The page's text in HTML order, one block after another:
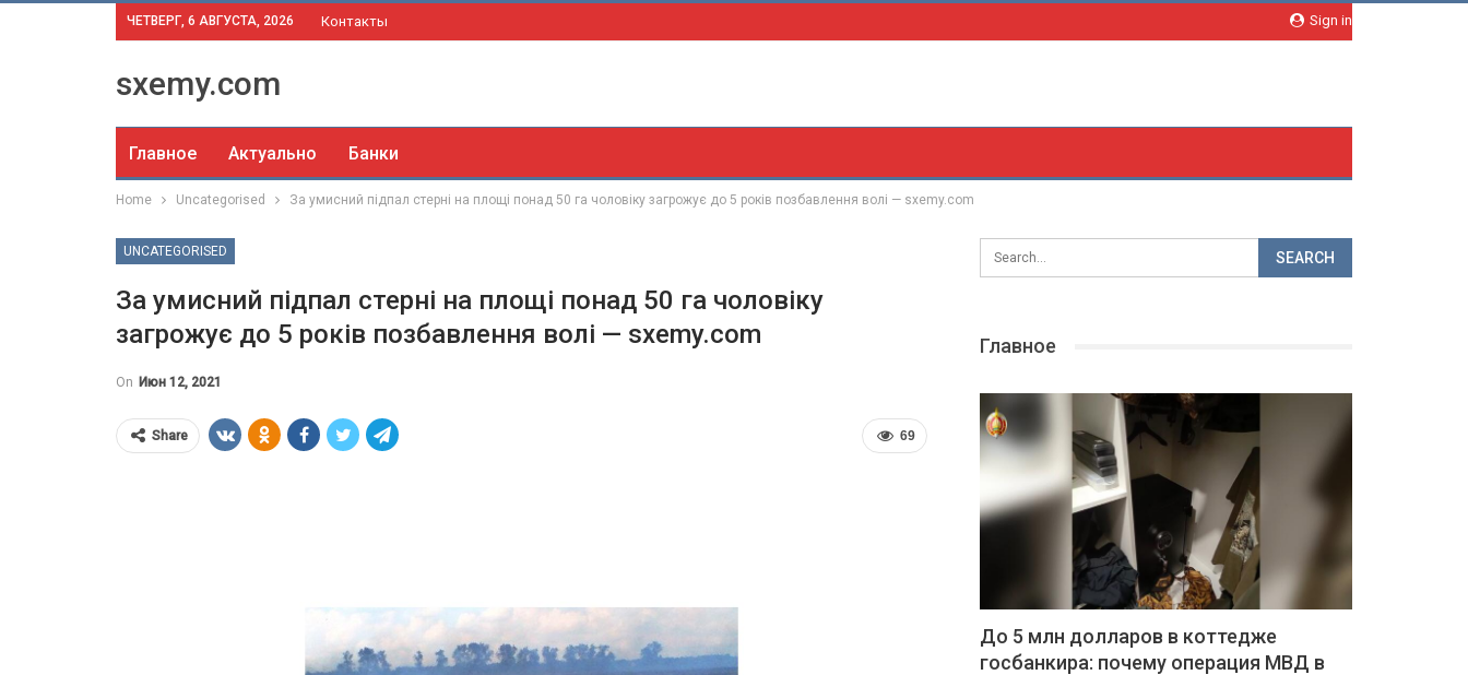
Sign in
ЧЕТВЕРГ, 6 АВГУСТА, 2026 Контакты
sxemy.com
Главное Актуально Банки
Home Uncategorised За умисний підпал стерні на площі понад 50 га чоловіку загрожує до 5 років позбавлення волі — sxemy.com
UNCATEGORISED
За умисний підпал стерні на площі понад 50 га чоловіку
загрожує до 5 років позбавлення волі — sxemy.com
On Июн 12, 2021
69
Share
Главное
До 5 млн долларов в коттедже
госбанкира: почему операция МВД в